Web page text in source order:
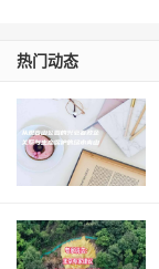
热门动态